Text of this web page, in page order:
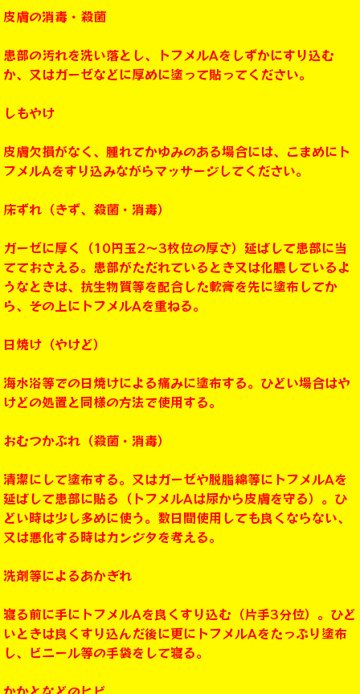
皮膚の消毒・殺菌
患部の汚れを洗い落とし、トフメルAをしずかにすり込む
か、又はガーゼなどに厚めに塗って貼ってください。
しもやけ
皮膚欠損がなく、腫れてかゆみのある場合には、こまめにト
フメルAをすり込みながらマッサージしてください。
床ずれ（きず、殺菌・消毒）
ガーゼに厚く（10円玉2～3枚位の厚さ）延ばして患部に当
てておさえる。患部がただれているとき又は化膿しているよ
うなときは、抗生物質等を配合した軟膏を先に塗布してか
ら、その上にトフメルAを重ねる。
日焼け（やけど）
海水浴等での日焼けによる痛みに塗布する。ひどい場合はや
けどの処置と同様の方法で使用する。
おむつかぶれ（殺菌・消毒）
清潔にして塗布する。又はガーゼや脱脂綿等にトフメルAを
延ばして患部に貼る（トフメルAは尿から皮膚を守る）。ひ
どい時は少し多めに使う。数日間使用しても良くならない、
又は悪化する時はカンジタを考える。
洗剤等によるあかぎれ
寝る前に手にトフメルAを良くすり込む（片手3分位）。ひど
いときは良くすり込んだ後に更にトフメルAをたっぷり塗布
し、ビニール等の手袋をして寝る。